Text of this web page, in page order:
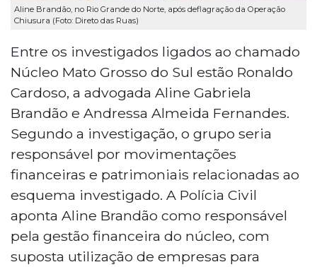
Aline Brandão, no Rio Grande do Norte, após deflagração da Operação
Chiusura (Foto: Direto das Ruas)
Entre os investigados ligados ao chamado
Núcleo Mato Grosso do Sul estão Ronaldo
Cardoso, a advogada Aline Gabriela
Brandão e Andressa Almeida Fernandes.
Segundo a investigação, o grupo seria
responsável por movimentações
financeiras e patrimoniais relacionadas ao
esquema investigado. A Polícia Civil
aponta Aline Brandão como responsável
pela gestão financeira do núcleo, com
suposta utilização de empresas para